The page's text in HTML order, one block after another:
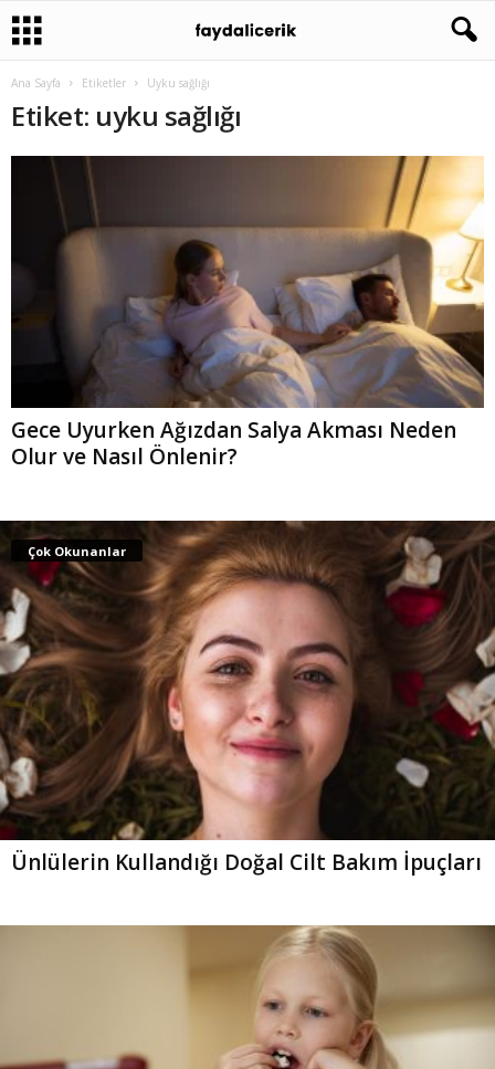
Ana Sayfa Etiketler Uyku sağlığı
Etiket: uyku sağlığı
Gece Uyurken Ağızdan Salya Akması Neden
Olur ve Nasıl Önlenir?
Çok Okunanlar
Ünlülerin Kullandığı Doğal Cilt Bakım İpuçları